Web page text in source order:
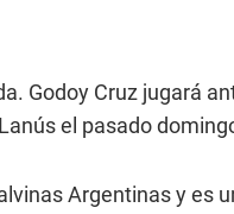
Godoy Cruz jugará
el pasado
Argentinas y es